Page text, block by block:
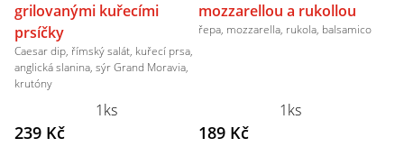
grilovanými kuřecími
prsíčky
Caesar dip, římský salát, kuřecí prsa,
anglická slanina, sýr Grand Moravia,
krutóny
1ks
239 Kč
mozzarellou a rukollou
řepa, mozzarella, rukola, balsamico
1ks
189 Kč